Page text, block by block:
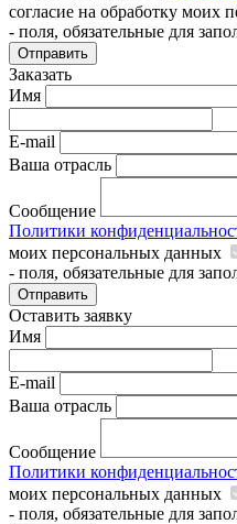
согласие на обработку моих
- поля, обязательные для
Отправить
Заказать
Имя
E-mail
Ваша отрасль
Сообщение
Политики
моих персональных данных
- поля, обязательные для
Отправить
Оставить заявку
Имя
E-mail
Ваша отрасль
Сообщение
Политики
моих персональных данных
- поля, обязательные для